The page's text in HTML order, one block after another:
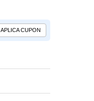
APLICA CUPON